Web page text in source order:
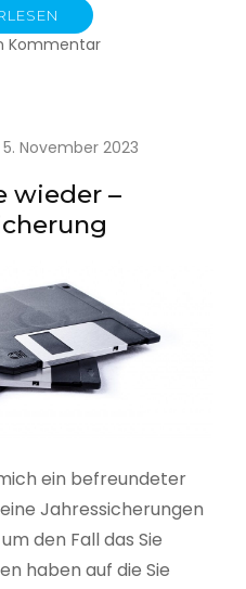
Kommentarzu
5. November 2023
wieder –
ein befreundeter
Jahressicherungen
den Fall das Sie
haben auf die Sie